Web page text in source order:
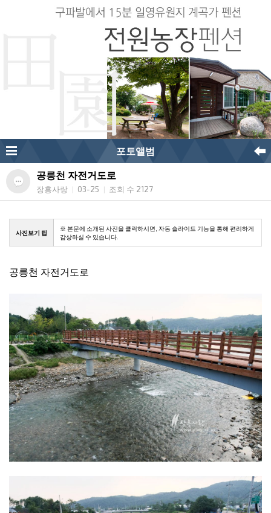
포토앨범
공릉천 자전거도로
장흥사랑 | 03-25 | 조회 수 2127
사진보기 팁
※ 본문에 소개된 사진을 클릭하시면, 자동 슬라이드 기능을 통해 편리하게
감상하실 수 있습니다.
공릉천 자전거도로